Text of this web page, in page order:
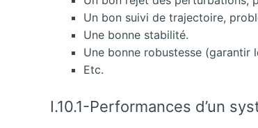
Un bon suivi de trajectoire,
Une bonne stabilité.
Une bonne robustesse (garantir
Etc.
I.10.1-Performances d’un